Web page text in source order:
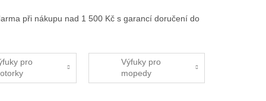
při nákupu nad 1 500 Kč s garancí doručení do
pro
Výfuky pro
mopedy